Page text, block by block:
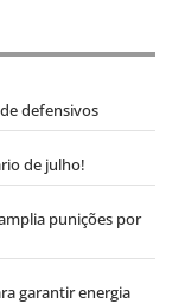
defensivos
de julho!
punições por
garantir energia